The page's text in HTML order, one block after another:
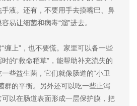
液。还有，不要用手去摸嘴巴、鼻
易让细菌和病毒“溜”进去。
缠上”，也不要慌。家里可以备一些
的“救命稻草”，能帮助补充流失的
些益生菌，它们就像肠道的“小卫
群的平衡。另外还可以吃一些止泻
以在肠道表面形成一层保护膜，把